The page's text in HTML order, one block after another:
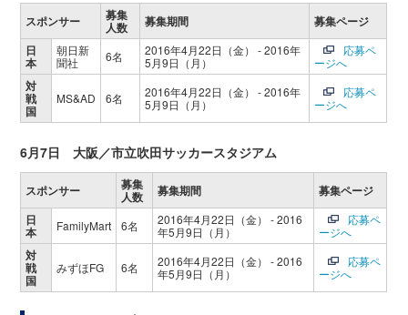
スポンサー 募集
人数 募集期間
募集ページ
日
本
朝日新
聞社
6名
2016年4月22日（金） - 2016年
5月9日（月）
応募ペ
ージへ
対
戦
国
MS&AD 6名
2016年4月22日（金） - 2016年
5月9日（月）
応募ペ
ージへ
6月7日 大阪／市立吹田サッカースタジアム
スポンサー 募集
人数 募集期間
募集ページ
日
本 FamilyMart 6名
2016年4月22日（金） - 2016
年5月9日（月）
応募ペ
ージへ
対
戦
国
みずほFG 6名
2016年4月22日（金） - 2016
年5月9日（月）
応募ペ
ージへ